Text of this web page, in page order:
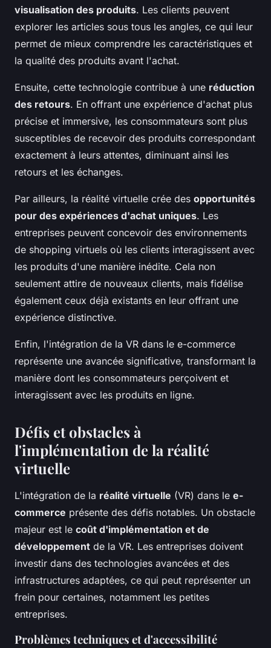
visualisation des produits. Les clients peuvent
explorer les articles sous tous les angles, ce qui leur
permet de mieux comprendre les caractéristiques et
la qualité des produits avant l'achat.
Ensuite, cette technologie contribue à une réduction
des retours. En offrant une expérience d'achat plus
précise et immersive, les consommateurs sont plus
susceptibles de recevoir des produits correspondant
exactement à leurs attentes, diminuant ainsi les
retours et les échanges.
Par ailleurs, la réalité virtuelle crée des opportunités
pour des expériences d'achat uniques. Les
entreprises peuvent concevoir des environnements
de shopping virtuels où les clients interagissent avec
les produits d'une manière inédite. Cela non
seulement attire de nouveaux clients, mais fidélise
également ceux déjà existants en leur offrant une
expérience distinctive.
Enfin, l'intégration de la VR dans le e-commerce
représente une avancée significative, transformant la
manière dont les consommateurs perçoivent et
interagissent avec les produits en ligne.
Défis et obstacles à
l'implémentation de la réalité
virtuelle
L'intégration de la réalité virtuelle (VR) dans le e-
commerce présente des défis notables. Un obstacle
majeur est le coût d'implémentation et de
développement de la VR. Les entreprises doivent
investir dans des technologies avancées et des
infrastructures adaptées, ce qui peut représenter un
frein pour certaines, notamment les petites
entreprises.
Problèmes techniques et d'accessibilité